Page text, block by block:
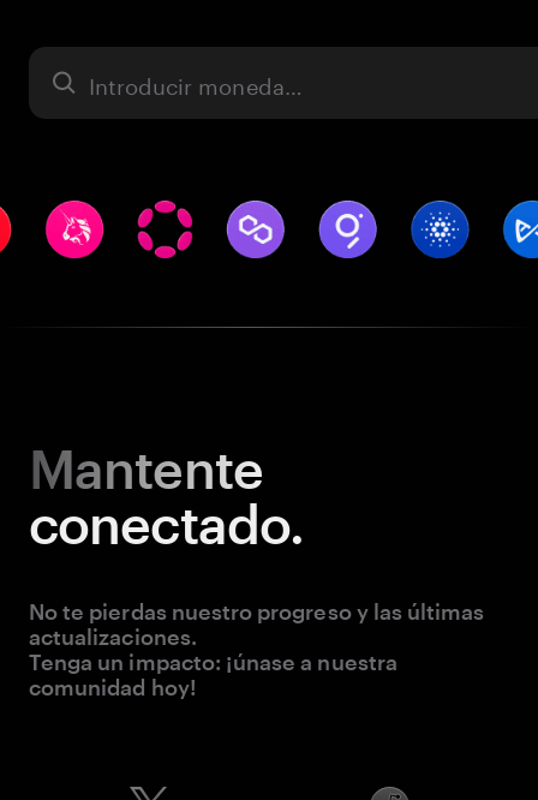
Activo
Mantente
conectado.
No te pierdas nuestro progreso y las últimas
actualizaciones.
Tenga un impacto: ¡únase a nuestra
comunidad hoy!